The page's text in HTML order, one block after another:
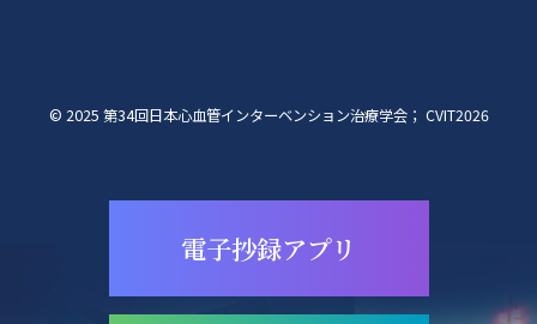
© 2025 第34回日本心血管インターベンション治療学会； CVIT2026
電子抄録アプリ